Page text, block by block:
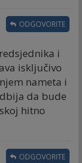
i
isključivo
nameta i
da bude
hitno
ODGOVORITE
ODGOVORITE